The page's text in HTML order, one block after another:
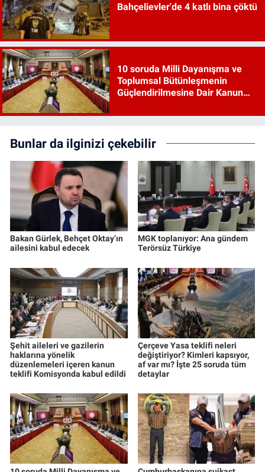
Bahçelievler'de 4 katlı bina çöktü
10 soruda Milli Dayanışma ve
Toplumsal Bütünleşmenin
Güçlendirilmesine Dair Kanun
Bunlar da ilginizi çekebilir
Bakan Gürlek, Behçet Oktay’ın
ailesini kabul edecek
MGK toplanıyor: Ana gündem
Terörsüz Türkiye
Şehit aileleri ve gazilerin
haklarına yönelik
düzenlemeleri içeren kanun
teklifi Komisyonda kabul edildi
Çerçeve Yasa teklifi neleri
değiştiriyor? Kimleri kapsıyor,
af var mı? İşte 25 soruda tüm
detaylar